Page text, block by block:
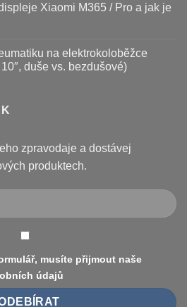
Xiaomi M365 / Pro a jak je
na elektrokoloběžce
duše vs. bezdušové)
zpravodaje a dostávej
produktech.
musíte přijmout naše
údajů